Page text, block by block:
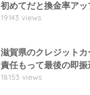
初めてだと換金率アッ
19143 views
滋賀県のクレジット
責任もって最後の即
18153 views